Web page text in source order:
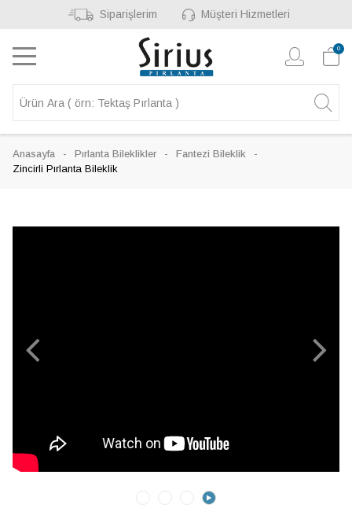
Siparişlerim Müşteri Hizmetleri
0
Anasayfa Pırlanta Bileklikler
Fantezi Bileklik
Zincirli Pırlanta Bileklik